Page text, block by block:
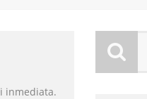
inmediata.